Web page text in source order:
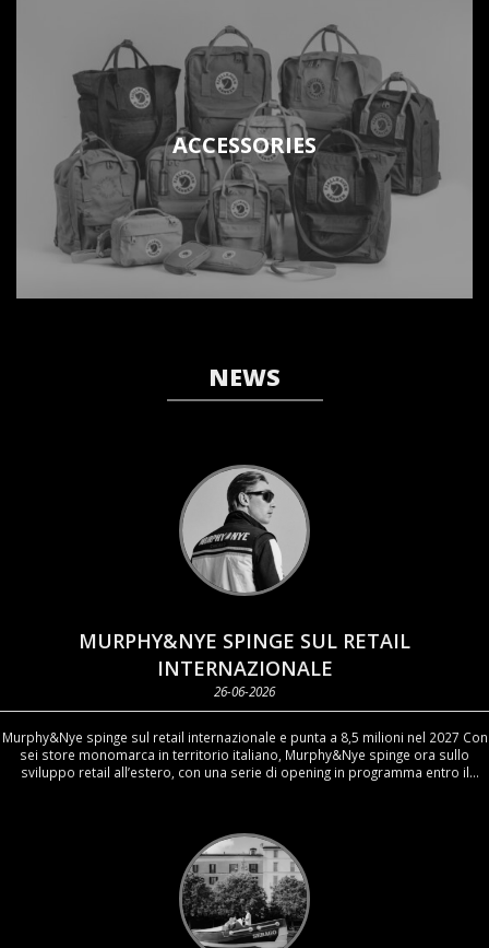
ACCESSORIES
NEWS
MURPHY&NYE SPINGE SUL RETAIL
INTERNAZIONALE
26-06-2026
Murphy&Nye spinge sul retail internazionale e punta a 8,5 milioni nel 2027 Con
sei store monomarca in territorio italiano, Murphy&Nye spinge ora sullo
sviluppo retail all’estero, con una serie di opening in programma entro il
Tommaso Rossi e il direttore creativo Chicco Barina. Da sinistra, Chicco
Barina, direttore creativo, e Tommaso Rossi, brand manager di Murphy & Nye
riposizionamento strategico su tutti i fronti, a partire dalla distribuzione, che si
sta spostando verso un livello premium elevato. Inoltre, sotto la guida di
Chicco Barina anche il prodotto sta cambiando nei volumi, nei colori, nelle